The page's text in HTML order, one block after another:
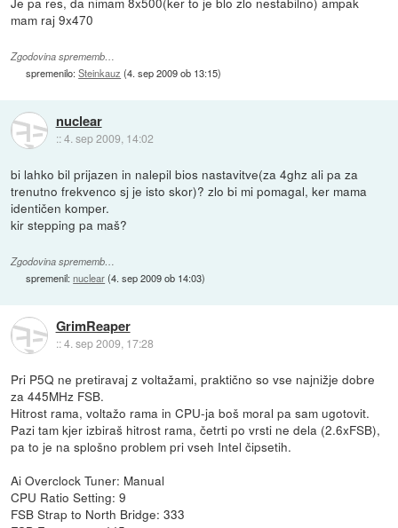
mam raj 9x470
Zgodovina sprememb…
spremenilo:Steinkauz (4. sep 2009 ob 13:15)
nuclear
::4. sep 2009, 14:02
bi lahko bil prijazen in nalepil bios nastavitve(za 4ghz ali pa za
trenutno frekvenco sj je isto skor)? zlo bi mi pomagal, ker mama
identičen komper.
kir stepping pa maš?
Zgodovina sprememb…
spremenil:nuclear(4. sep 2009 ob 14:03)
GrimReaper
::4. sep 2009, 17:28
Pri P5Q ne pretiravaj z voltažami, praktično so vse najnižje dobre
za 445MHz FSB.
Hitrost rama, voltažo rama in CPU-ja boš moral pa sam ugotovit.
Pazi tam kjer izbiraš hitrost rama, četrti po vrsti ne dela (2.6xFSB),
pa to je na splošno problem pri vseh Intel čipsetih.
Ai Overclock Tuner: Manual
CPU Ratio Setting: 9
FSB Strap to North Bridge: 333